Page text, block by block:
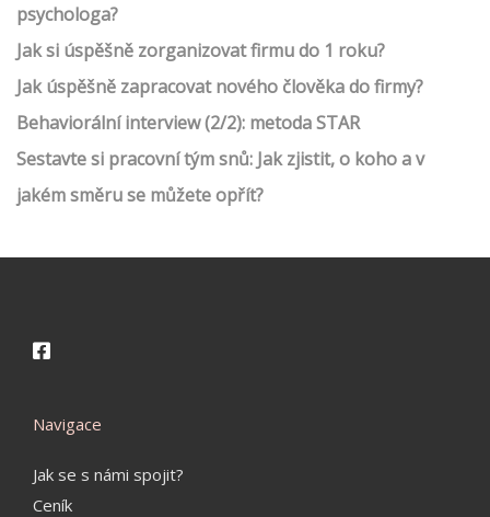
psychologa?
Jak si úspěšně zorganizovat firmu do 1 roku?
Jak úspěšně zapracovat nového člověka do firmy?
Behaviorální interview (2/2): metoda STAR
Sestavte si pracovní tým snů: Jak zjistit, o koho a v
jakém směru se můžete opřít?
Navigace
Jak se s námi spojit?
Ceník